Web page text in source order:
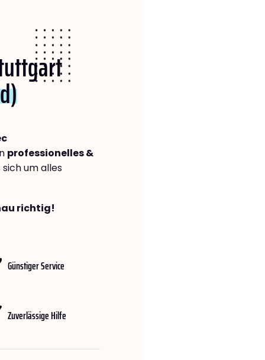
professionelles &
sich um alles
richtig!
Günstiger Service
Zuverlässige Hilfe